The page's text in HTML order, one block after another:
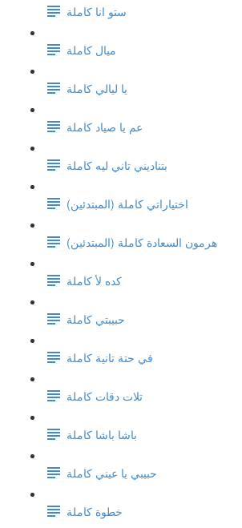
ستو انا كاملة
ميال كاملة
يا ليالي كاملة
عم يا صياد كاملة
بتناديني تاني ليه كاملة
اختياراتي كاملة (المبتدئين)
هرمون السعادة كاملة (المبتدئين)
كده لأ كاملة
حبيبتي كاملة
في حتة تانية كاملة
تلات دقات كاملة
باشا باشا كاملة
حبيبي يا عيني كاملة
خطوة كاملة